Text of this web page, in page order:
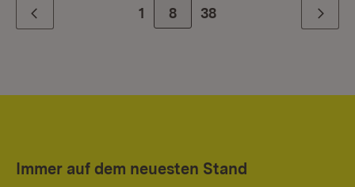
Zurück 1 Zur Seite
8 38 Weiter
Immer auf dem neuesten Stand